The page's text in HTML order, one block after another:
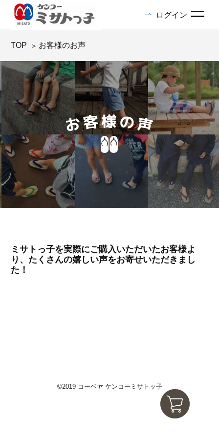
ログイン
TOP お客様のお声
ミサトっ子を実際にご購入いただいたお客様よ
り、たくさんの嬉しい声をお寄せいただきまし
た！
©2019 コーベヤ ケンコーミサトッ子